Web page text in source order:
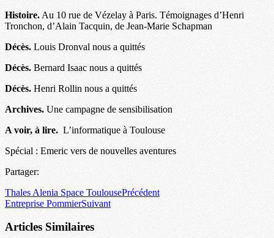
Histoire. Au 10 rue de Vézelay à Paris. Témoignages d’Henri
Tronchon, d’Alain Tacquin, de Jean-Marie Schapman
Décès. Louis Dronval nous a quittés
Décès. Bernard Isaac nous a quittés
Décès. Henri Rollin nous a quittés
Archives. Une campagne de sensibilisation
A voir, à lire. L’informatique à Toulouse
Spécial : Emeric vers de nouvelles aventures
Partager:
Thales Alenia Space ToulousePrécédent
Entreprise PommierSuivant
Articles Similaires